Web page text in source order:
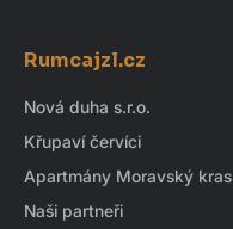
Rumcajzl.cz
Nová duha s.r.o.
Křupaví červíci
Apartmány Moravský kras
Naši partneři